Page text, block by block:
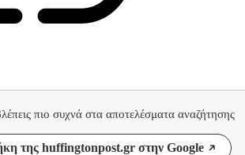
πιο συχνά στα αποτελέσματα αναζήτησης
της huffingtonpost.gr στην Google